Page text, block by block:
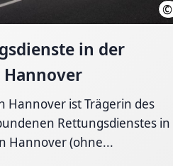
©
in der
Hannover
Hannover ist Trägerin des
Rettungsdienstes in
Hannover (ohne...